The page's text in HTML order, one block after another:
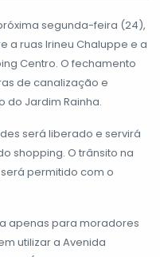
segunda-feira (24),
a ruas Irineu Chaluppe e a
Centro. O fechamento
de canalização e
do Jardim Rainha.
será liberado e servirá
shopping. O trânsito na
permitido com o
apenas para moradores
utilizar a Avenida